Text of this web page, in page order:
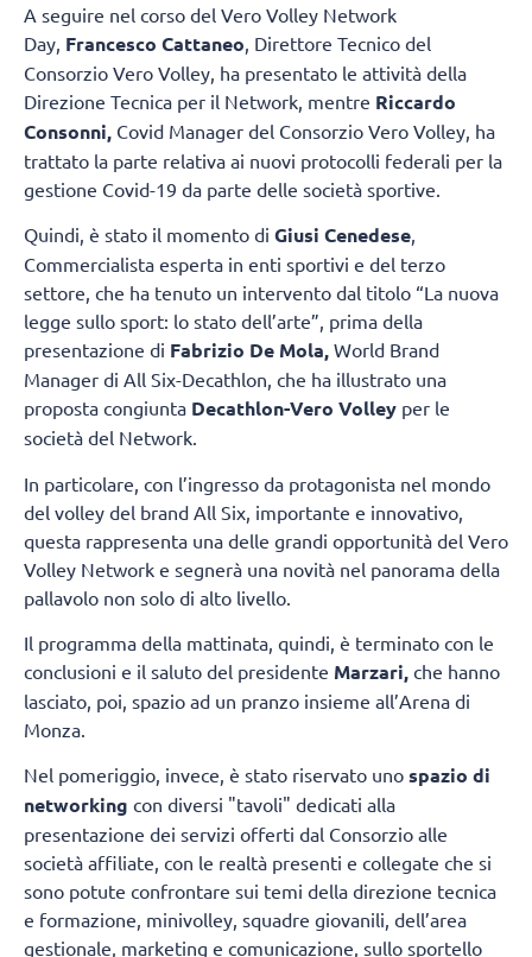
A seguire nel corso del Vero Volley Network
Day, Francesco Cattaneo , Direttore Tecnico del
Consorzio Vero Volley, ha presentato le attività della
Direzione Tecnica per il Network, mentre Riccardo
Consonni, Covid Manager del Consorzio Vero Volley, ha
trattato la parte relativa ai nuovi protocolli federali per la
gestione Covid-19 da parte delle società sportive.
Quindi, è stato il momento di Giusi Cenedese,
Commercialista esperta in enti sportivi e del terzo
settore, che ha tenuto un intervento dal titolo “La nuova
legge sullo sport: lo stato dell’arte”, prima della
presentazione di Fabrizio De Mola, World Brand
Manager di All Six-Decathlon, che ha illustrato una
proposta congiunta Decathlon-Vero Volley per le
società del Network.
In particolare, con l’ingresso da protagonista nel mondo
del volley del brand All Six, importante e innovativo,
questa rappresenta una delle grandi opportunità del Vero
Volley Network e segnerà una novità nel panorama della
pallavolo non solo di alto livello.
Il programma della mattinata, quindi, è terminato con le
conclusioni e il saluto del presidente Marzari, che hanno
lasciato, poi, spazio ad un pranzo insieme all’Arena di
Monza.
Nel pomeriggio, invece, è stato riservato uno spazio di
networking con diversi "tavoli" dedicati alla
presentazione dei servizi offerti dal Consorzio alle
società affiliate, con le realtà presenti e collegate che si
sono potute confrontare sui temi della direzione tecnica
e formazione, minivolley, squadre giovanili, dell’area
gestionale, marketing e comunicazione, sullo sportello